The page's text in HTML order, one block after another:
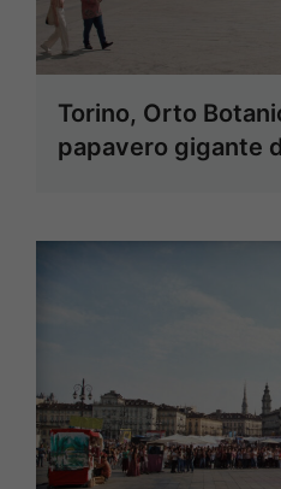
Torino, Orto
papavero gigante